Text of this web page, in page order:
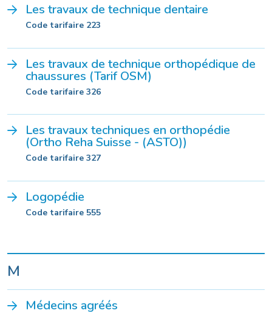
Les travaux de technique dentaire
Code tarifaire 223
Les travaux de technique orthopédique de
chaussures (Tarif OSM)
Code tarifaire 326
Les travaux techniques en orthopédie
(Ortho Reha Suisse - (ASTO))
Code tarifaire 327
Logopédie
Code tarifaire 555
M
Médecins agréés